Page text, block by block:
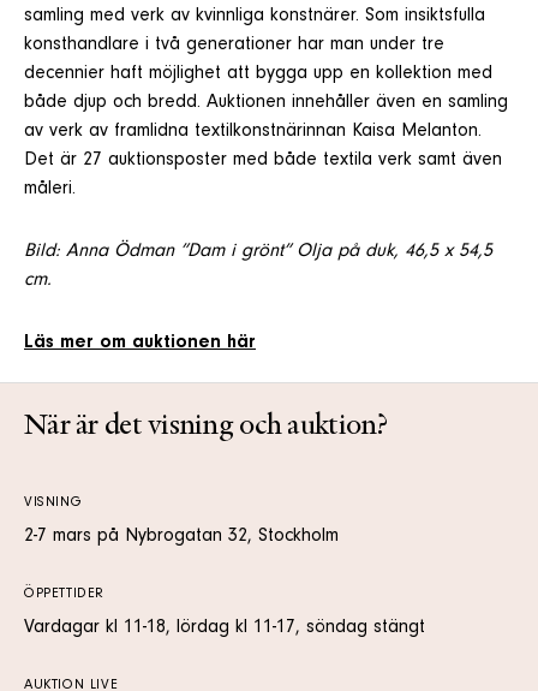
samling med verk av kvinnliga konstnärer. Som insiktsfulla
konsthandlare i två generationer har man under tre
decennier haft möjlighet att bygga upp en kollektion med
både djup och bredd. Auktionen innehåller även en samling
av verk av framlidna textilkonstnärinnan Kaisa Melanton.
Det är 27 auktionsposter med både textila verk samt även
måleri.
Bild: Anna Ödman ”Dam i grönt” Olja på duk, 46,5 x 54,5
cm.
Läs mer om auktionen här
När är det visning och auktion?
VISNING
2-7 mars på Nybrogatan 32, Stockholm
ÖPPETTIDER
Vardagar kl 11-18, lördag kl 11-17, söndag stängt
AUKTION LIVE